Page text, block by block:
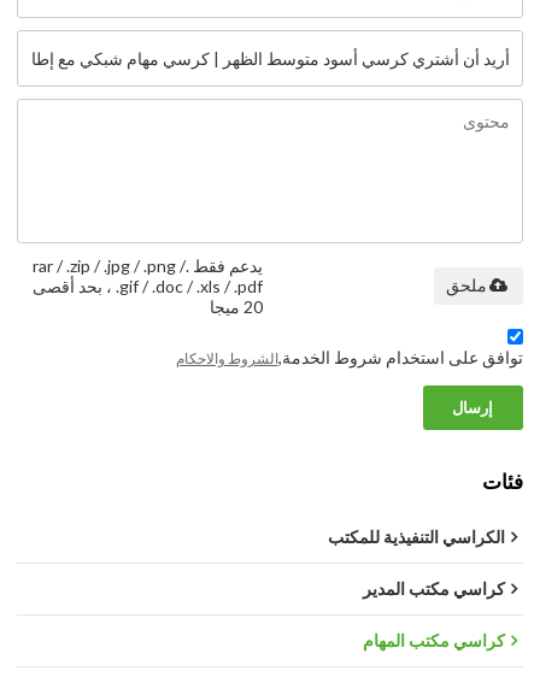
يدعم فقط .rar / .zip / .jpg / .png /
.gif / .doc / .xls / .pdf ، بحد أقصى
20 ميجا
ملحق
توافق على استخدام شروط الخدمة,الشروط والاحكام
إرسال
فئات
الكراسي التنفيذية للمكتب
كراسي مكتب المدير
كراسي مكتب المهام